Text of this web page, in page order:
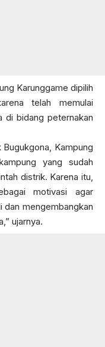
Karunggame dipilih
telah memulai
di bidang peternakan
Kampung
yang sudah
distrik. Karena itu,
motivasi agar
dan mengembangkan
ujarnya.